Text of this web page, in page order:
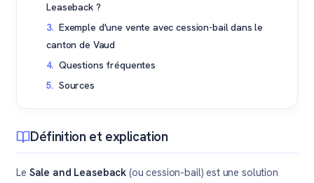
Leaseback ?
Exemple d'une vente avec cession-bail dans le
canton de Vaud
Questions fréquentes
Sources
Définition et explication
Le Sale and Leaseback (ou cession-bail) est une solution